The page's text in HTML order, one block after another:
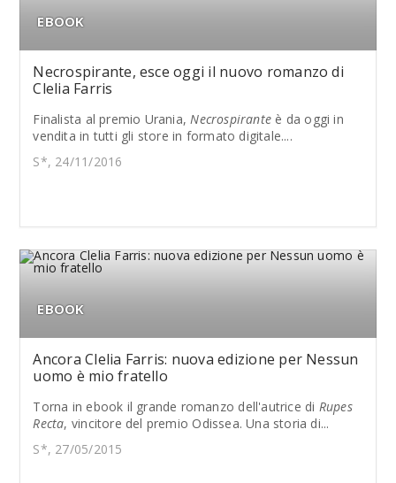
EBOOK
Necrospirante, esce oggi il nuovo romanzo di
Clelia Farris
Finalista al premio Urania,Necrospirante è da oggi in
vendita in tutti gli store in formato digitale....
S*, 24/11/2016
EBOOK
Ancora Clelia Farris: nuova edizione per Nessun
uomo è mio fratello
Torna in ebook il grande romanzo dell'autrice di Rupes
Recta, vincitore del premio Odissea. Una storia di...
S*, 27/05/2015